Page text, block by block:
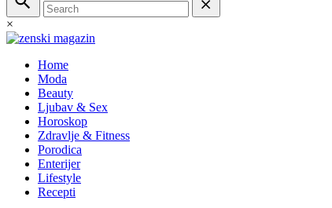
×
Home
Moda
Beauty
Ljubav & Sex
Horoskop
Zdravlje & Fitness
Porodica
Enterijer
Lifestyle
Recepti